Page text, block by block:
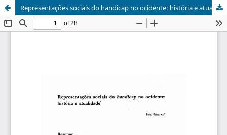
Representações sociais do handicap no ocidente: história e atualidade